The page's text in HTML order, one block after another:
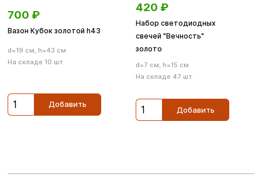
700 ₽
Вазон Кубок золотой h43
d=19 см, h=43 см
На складе 10 шт.
Добавить
420 ₽
Набор светодиодных
свечей "Вечность"
золото
d=7 см, h=15 см
На складе 47 шт.
Добавить